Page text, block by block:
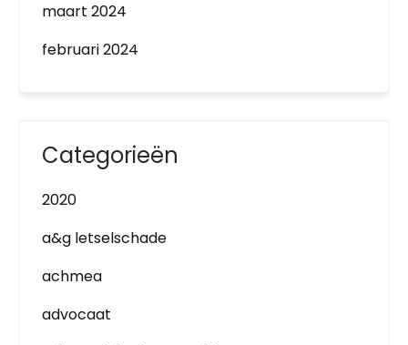
maart 2024
februari 2024
Categorieën
2020
a&g letselschade
achmea
advocaat